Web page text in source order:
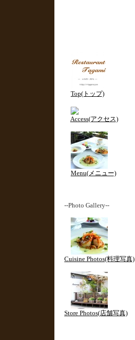
Top(トップ)
Access(アクセス)
Menu(メニュー)
--Photo Gallery--
Cuisine Photos(料理写真)
Store Photos(店舗写真)